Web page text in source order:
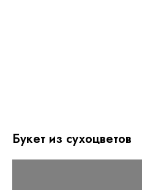
Букет из сухоцветов